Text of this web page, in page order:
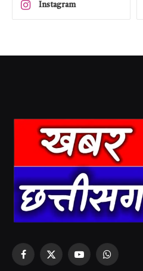
Instagram
Facebook
X
YouTubeWhatsApp